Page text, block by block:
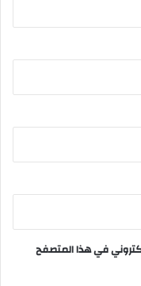
في هذا المتصفح